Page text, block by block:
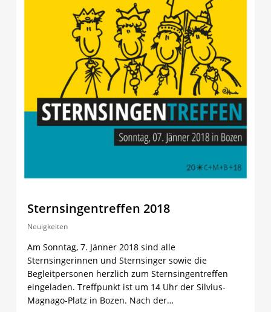
Sternsingentreffen 2018
Neuigkeiten
Am Sonntag, 7. Jänner 2018 sind alle
Sternsingerinnen und Sternsinger sowie die
Begleitpersonen herzlich zum Sternsingentreffen
eingeladen. Treffpunkt ist um 14 Uhr der Silvius-
Magnago-Platz in Bozen. Nach der…